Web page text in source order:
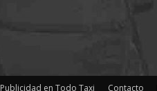
Publicidad en Todo Taxi Contacto